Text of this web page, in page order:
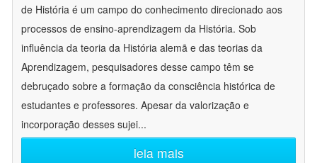
de História é um campo do conhecimento direcionado aos
processos de ensino-aprendizagem da História. Sob
influência da teoria da História alemã e das teorias da
Aprendizagem, pesquisadores desse campo têm se
debruçado sobre a formação da consciência histórica de
estudantes e professores. Apesar da valorização e
incorporação desses sujei...
leia mais